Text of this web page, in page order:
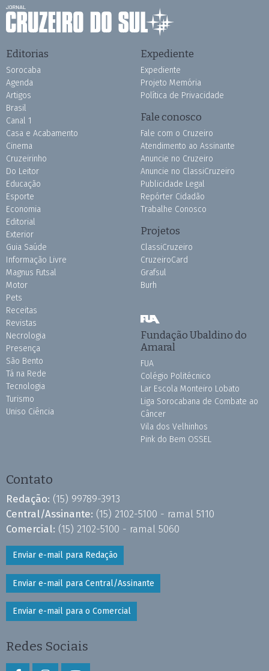
Editorias
Sorocaba
Agenda
Artigos
Brasil
Canal 1
Casa e Acabamento
Cinema
Cruzeirinho
Do Leitor
Educação
Esporte
Economia
Editorial
Exterior
Guia Saúde
Informação Livre
Magnus Futsal
Motor
Pets
Receitas
Revistas
Necrologia
Presença
São Bento
Tá na Rede
Tecnologia
Turismo
Uniso Ciência
Expediente
Expediente
Projeto Memória
Política de Privacidade
Fale conosco
Fale com o Cruzeiro
Atendimento ao Assinante
Anuncie no Cruzeiro
Anuncie no ClassiCruzeiro
Publicidade Legal
Repórter Cidadão
Trabalhe Conosco
Projetos
ClassiCruzeiro
CruzeiroCard
Grafsul
Burh
Fundação Ubaldino do
Amaral
FUA
Colégio Politécnico
Lar Escola Monteiro Lobato
Liga Sorocabana de Combate ao
Câncer
Vila dos Velhinhos
Pink do Bem OSSEL
Contato
Redação: (15) 99789-3913
Central/Assinante: (15) 2102-5100 - ramal 5110
Comercial: (15) 2102-5100 - ramal 5060
Enviar e-mail para Redação
Enviar e-mail para Central/Assinante
Enviar e-mail para o Comercial
Redes Sociais